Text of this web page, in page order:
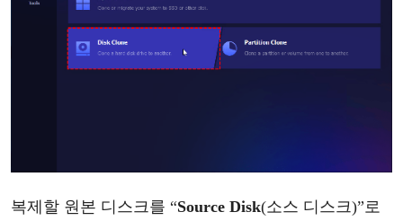
복제할 원본 디스크를 “Source Disk(소스 디스크)”로